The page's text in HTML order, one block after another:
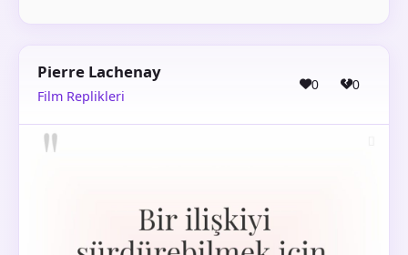
Pierre Lachenay
Film Replikleri
0 0